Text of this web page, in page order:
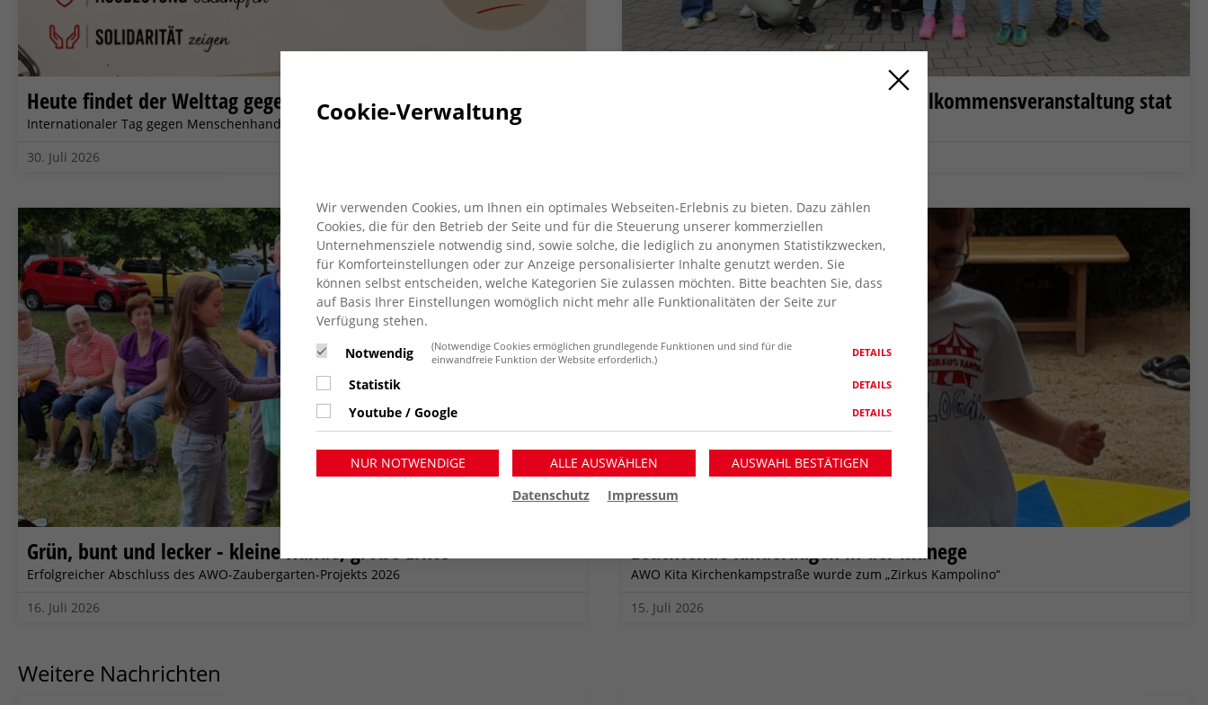
Heute findet der Welttag gegen Menschenhandel statt.
Internationaler Tag gegen Menschenhandel
30. Juli 2026
Gestern fand bereits unsere 21. Willkommensveranstaltung stat
Grün, bunt und lecker - kleine Hände, große Ernte
Erfolgreicher Abschluss des AWO-Zaubergarten-Projekts 2026
16. Juli 2026
Leuchtende Kinderaugen in der Manege
AWO Kita Kirchenkampstraße wurde zum „Zirkus Kampolino“
15. Juli 2026
Weitere Nachrichten
Cookie-Verwaltung
Wir verwenden Cookies, um Ihnen ein optimales Webseiten-Erlebnis zu bieten. Dazu zählen
Cookies, die für den Betrieb der Seite und für die Steuerung unserer kommerziellen
Unternehmensziele notwendig sind, sowie solche, die lediglich zu anonymen Statistikzwecken,
für Komforteinstellungen oder zur Anzeige personalisierter Inhalte genutzt werden. Sie
können selbst entscheiden, welche Kategorien Sie zulassen möchten. Bitte beachten Sie, dass
auf Basis Ihrer Einstellungen womöglich nicht mehr alle Funktionalitäten der Seite zur
Verfügung stehen.
Notwendig
(Notwendige Cookies ermöglichen grundlegende Funktionen und sind für die
einwandfreie Funktion der Website erforderlich.)
DETAILS
Statistik DETAILS
Youtube / Google DETAILS
ALLE AUSWÄHLEN
NUR NOTWENDIGE
AUSWAHL BESTÄTIGEN
Datenschutz
Impressum